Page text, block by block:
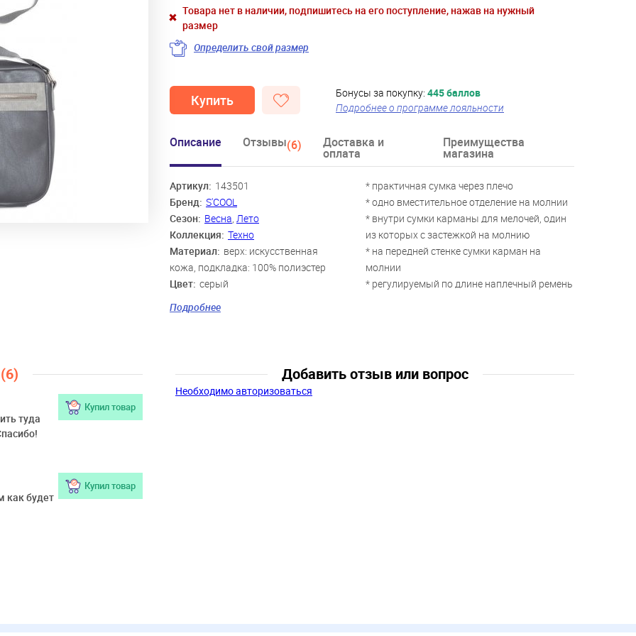
Товара нет в наличии, подпишитесь на его поступление, нажав на нужный
размер
Определить свой размер
Бонусы за покупку: 445 баллов
Подробнее о программе лояльности
Купить
Описание Отзывы(6) Доставка и
оплата
Преимущества
магазина
Артикул: 143501
Бренд: S'COOL
Сезон: Весна, Лето
Коллекция: Техно
Материал: верх: искусственная
кожа, подкладка: 100% полиэстер
Цвет: серый
Скидка:
Пол: Мальчики
Подробнее
* практичная сумка через плечо
* одно вместительное отделение на молнии
* внутри сумки карманы для мелочей, один
из которых с застежкой на молнию
* на передней стенке сумки карман на
молнии
* регулируемый по длине наплечный ремень
(6)
Купил товар
туда
Купил товар
как будет
Добавить отзыв или вопрос
Необходимо авторизоваться